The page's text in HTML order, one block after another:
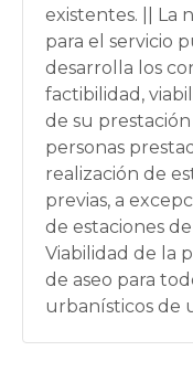
existentes. || La
para el servicio
desarrolla los
factibilidad,
de su
personas
realización de
previas, a
de estaciones
Viabilidad de la
de aseo para
urbanísticos de